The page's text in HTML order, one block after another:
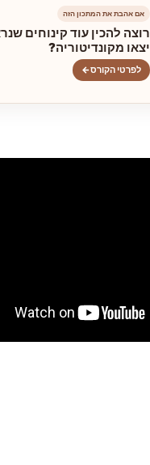
אם אהבת את המתכון הזה
רוצה להכין עוד קינוחים
יצאו מקונדיטוריה?
לפרטי הקורס←